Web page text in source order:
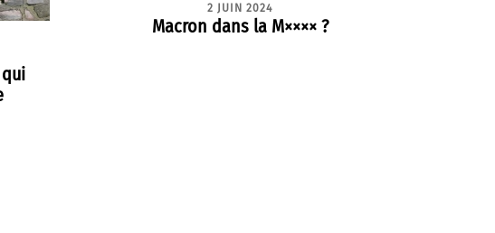
2 JUIN 2024
Macron dans la M×××× ?